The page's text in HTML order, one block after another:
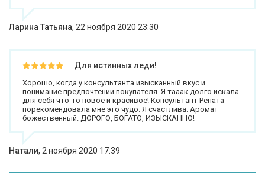
Ларина Татьяна, 22 ноября 2020 23:30
Для истинных леди!
Хорошо, когда у консультанта изысканный вкус и
понимание предпочтений покупателя. Я тааак долго искала
для себя что-то новое и красивое! Консультант Рената
порекомендовала мне это чудо. Я счастлива. Аромат
божественный. ДОРОГО, БОГАТО, ИЗЫСКАННО!
Натали, 2 ноября 2020 17:39